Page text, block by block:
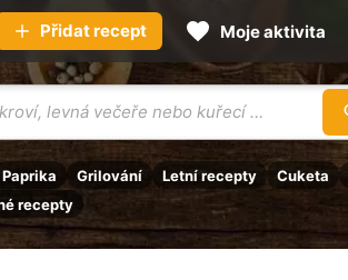
Paprika Grilování Letní recepty Cuketa
recepty
Přidat recept Moje aktivita